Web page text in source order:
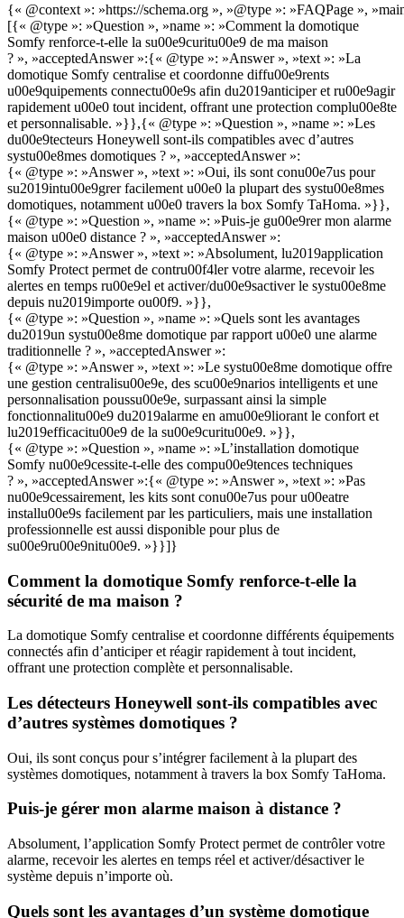
{« @context »: »https://schema.org », »@type »: »FAQPage »,
[{« @type »: »Question », »name »: »Comment la domotique
Somfy renforce-t-elle la su00e9curitu00e9 de ma maison
? », »acceptedAnswer »:{« @type »: »Answer », »text »: »La
domotique Somfy centralise et coordonne diffu00e9rents
u00e9quipements connectu00e9s afin du2019anticiper et ru00e9agir
rapidement u00e0 tout incident, offrant une protection complu00e8te
et personnalisable. »}},{« @type »: »Question », »name »: »Les
du00e9tecteurs Honeywell sont-ils compatibles avec d’autres
systu00e8mes domotiques ? », »acceptedAnswer »:
{« @type »: »Answer », »text »: »Oui, ils sont conu00e7us pour
su2019intu00e9grer facilement u00e0 la plupart des systu00e8mes
domotiques, notamment u00e0 travers la box Somfy TaHoma. »}},
{« @type »: »Question », »name »: »Puis-je gu00e9rer mon alarme
maison u00e0 distance ? », »acceptedAnswer »:
{« @type »: »Answer », »text »: »Absolument, lu2019application
Somfy Protect permet de contru00f4ler votre alarme, recevoir les
alertes en temps ru00e9el et activer/du00e9sactiver le systu00e8me
depuis nu2019importe ou00f9. »}},
{« @type »: »Question », »name »: »Quels sont les avantages
du2019un systu00e8me domotique par rapport u00e0 une alarme
traditionnelle ? », »acceptedAnswer »:
{« @type »: »Answer », »text »: »Le systu00e8me domotique offre
une gestion centralisu00e9e, des scu00e9narios intelligents et une
personnalisation poussu00e9e, surpassant ainsi la simple
fonctionnalitu00e9 du2019alarme en amu00e9liorant le confort et
lu2019efficacitu00e9 de la su00e9curitu00e9. »}},
{« @type »: »Question », »name »: »L’installation domotique
Somfy nu00e9cessite-t-elle des compu00e9tences techniques
? », »acceptedAnswer »:{« @type »: »Answer », »text »: »Pas
nu00e9cessairement, les kits sont conu00e7us pour u00eatre
installu00e9s facilement par les particuliers, mais une installation
professionnelle est aussi disponible pour plus de
su00e9ru00e9nitu00e9. »}}]}
Comment la domotique Somfy renforce-t-elle la
sécurité de ma maison ?
La domotique Somfy centralise et coordonne différents équipements
connectés afin d’anticiper et réagir rapidement à tout incident,
offrant une protection complète et personnalisable.
Les détecteurs Honeywell sont-ils compatibles avec
d’autres systèmes domotiques ?
Oui, ils sont conçus pour s’intégrer facilement à la plupart des
systèmes domotiques, notamment à travers la box Somfy TaHoma.
Puis-je gérer mon alarme maison à distance ?
Absolument, l’application Somfy Protect permet de contrôler votre
alarme, recevoir les alertes en temps réel et activer/désactiver le
système depuis n’importe où.
Quels sont les avantages d’un système domotique